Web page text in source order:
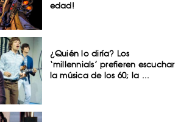
edad!
¿Quién lo diría? Los
‘millennials’ prefieren escuchar
la música de los 60; la ...